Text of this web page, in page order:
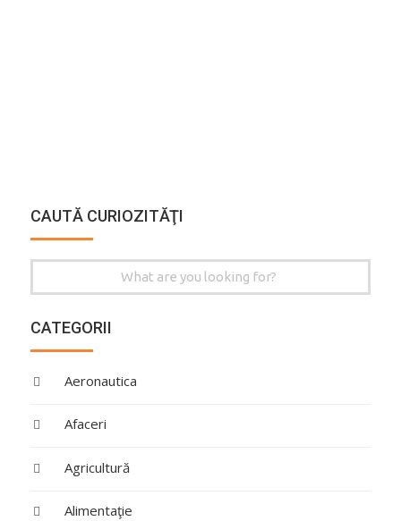
CAUTĂ CURIOZITĂŢI
for:
CATEGORII
Aeronautica
Afaceri
Agricultură
Alimentaţie